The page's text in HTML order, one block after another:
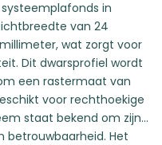
in
van 24
wat zorgt voor
Dit dwarsprofiel wordt
een rastermaat van
voor rechthoekige
staat bekend om zijn
betrouwbaarheid. Het